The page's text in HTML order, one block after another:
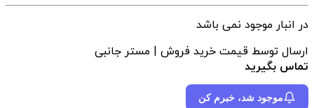
در انبار موجود نمی باشد
ارسال توسط قیمت خرید فروش | مستر جانبی
تماس بگیرید
موجود شد، خبرم کن